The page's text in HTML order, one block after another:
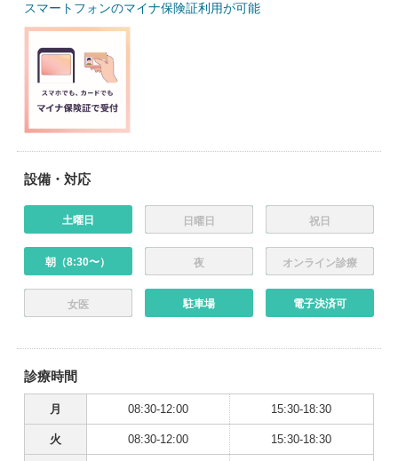
スマートフォンのマイナ保険証利用が可能
設備・対応
土曜日 日曜日 祝日
朝（8:30〜） 夜 オンライン診療
女医 駐車場 電子決済可
診療時間
月 08:30-12:00 15:30-18:30
火 08:30-12:00 15:30-18:30